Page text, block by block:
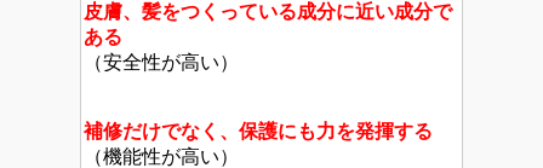
皮膚、髪をつくっている成分に近い成分で
ある
（安全性が高い）
補修だけでなく、保護にも力を発揮する
（機能性が高い）